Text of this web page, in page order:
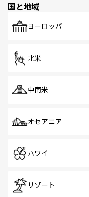
で、ホーカー
国と地域
ヨーロッパ
北米
中南米
オセアニア
ハワイ
リゾート